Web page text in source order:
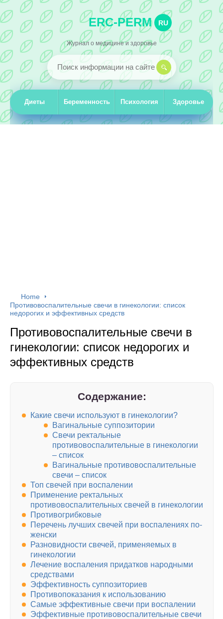
ERC-PERM RU
Журнал о медицине и здоровье
Диеты Беременность Психология Здоровье
Home
Противовоспалительные свечи в гинекологии: список
недорогих и эффективных средств
Противовоспалительные свечи в
гинекологии: список недорогих и
эффективных средств
Содержание:
Какие свечи используют в гинекологии?
Вагинальные суппозитории
Свечи ректальные
противовоспалительные в гинекологии
– список
Вагинальные противовоспалительные
свечи – список
Топ свечей при воспалении
Применение ректальных
противовоспалительных свечей в гинекологии
Противогрибковые
Перечень лучших свечей при воспалениях по-
женски
Разновидности свечей, применяемых в
гинекологии
Лечение воспаления придатков народными
средствами
Эффективность суппозиториев
Противопоказания к использованию
Самые эффективные свечи при воспалении
Эффективные противовоспалительные свечи